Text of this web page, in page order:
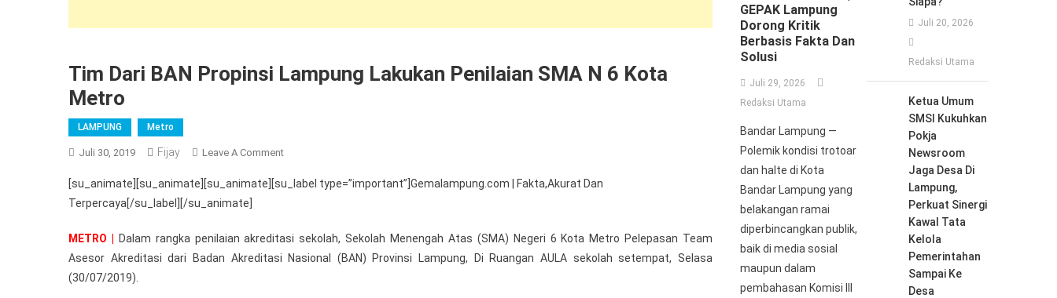
Tim Dari BAN Propinsi Lampung Lakukan Penilaian SMA N 6 Kota
Metro
LAMPUNG Metro
Juli 30, 2019 Fijay Leave A CommentOn
Dari
Lampung
Lakukan
[su_animate][su_animate][su_animate][su_label type=”important”]Gemalampung.com | Fakta,Akurat Dan
Terpercaya[/su_label][/su_animate]
METRO |
Dalam rangka penilaian akreditasi sekolah, Sekolah Menengah Atas (SMA) Negeri 6 Kota Metro Pelepasan Team
Asesor Akreditasi dari Badan Akreditasi Nasional (BAN) Provinsi Lampung, Di Ruangan AULA sekolah setempat, Selasa
(30/07/2019).
GEPAK Lampung
Dorong Kritik
Berbasis Fakta Dan
Solusi
Juli 29, 2026
Redaksi Utama
Bandar Lampung —
Polemik kondisi trotoar
dan halte di Kota
Bandar Lampung yang
belakangan ramai
diperbincangkan publik,
baik di media sosial
maupun dalam
pembahasan Komisi III
Juli 20, 2026
Redaksi Utama
Ketua Umum
SMSI Kukuhkan
Pokja
Newsroom
Jaga Desa Di
Lampung,
Perkuat Sinergi
Kawal Tata
Kelola
Pemerintahan
Sampai Ke
Desa